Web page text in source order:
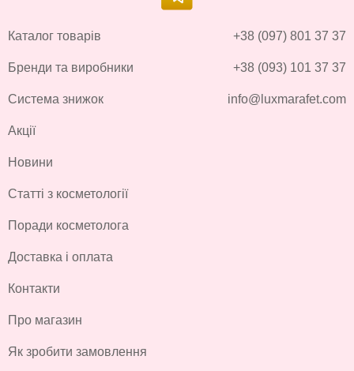
Каталог товарів
Бренди та виробники
Система знижок
Акції
Новини
Статті з косметології
Поради косметолога
Доставка і оплата
Контакти
Про магазин
Як зробити замовлення
+38 (097) 801 37 37
+38 (093) 101 37 37
info@luxmarafet.com